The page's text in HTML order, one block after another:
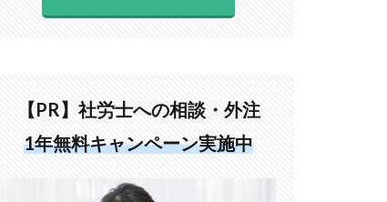
【PR】社労士への相談・外注
1年無料キャンペーン実施中